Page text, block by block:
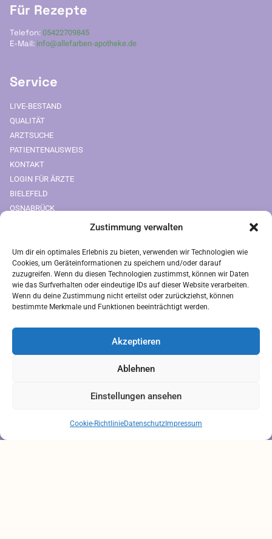
Zustimmung verwalten
Um dir ein optimales Erlebnis zu bieten, verwenden wir Technologien wie
Cookies, um Geräteinformationen zu speichern und/oder darauf
zuzugreifen. Wenn du diesen Technologien zustimmst, können wir Daten
wie das Surfverhalten oder eindeutige IDs auf dieser Website verarbeiten.
Wenn du deine Zustimmung nicht erteilst oder zurückziehst, können
bestimmte Merkmale und Funktionen beeinträchtigt werden.
Akzeptieren
Ablehnen
Einstellungen ansehen
Cookie-RichtlinieDatenschutz Impressum
Für Rezepte
Telefon: 05422709845
E-Mail: info@allefarben-apotheke.de
Service
LIVE-BESTAND
QUALITÄT
ARZTSUCHE
PATIENTENAUSWEIS
KONTAKT
LOGIN FÜR ÄRZTE
BIELEFELD
OSNABRÜCK
FREIUMSCHLAG AUSDRUCKEN
Rechtliches
AGB
VERSANDARTEN
Brauchen Sie Hilfe?